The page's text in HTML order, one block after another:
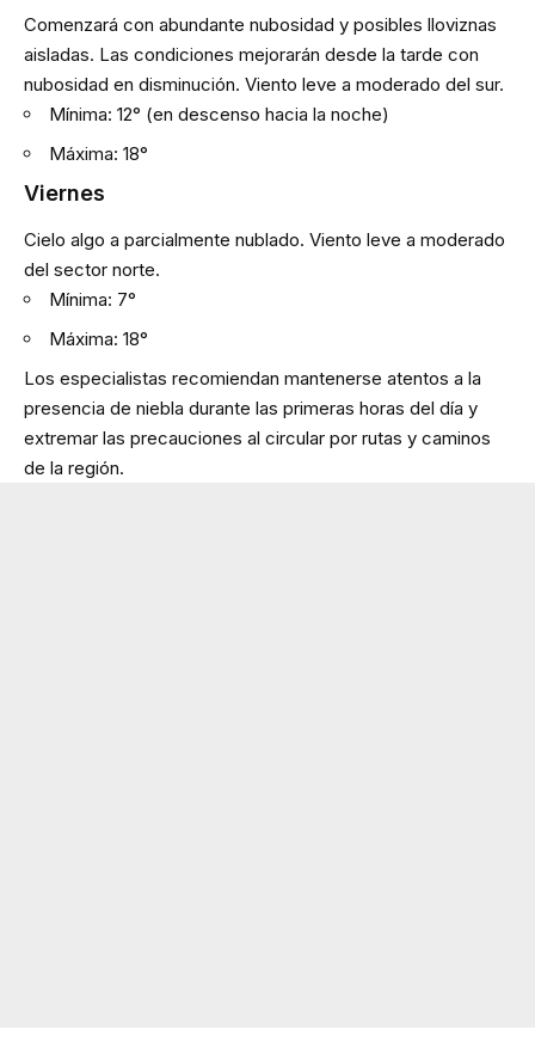
Comenzará con abundante nubosidad y posibles lloviznas
aisladas. Las condiciones mejorarán desde la tarde con
nubosidad en disminución. Viento leve a moderado del sur.
Mínima: 12° (en descenso hacia la noche)
Máxima: 18°
Viernes
Cielo algo a parcialmente nublado. Viento leve a moderado
del sector norte.
Mínima: 7°
Máxima: 18°
Los especialistas recomiendan mantenerse atentos a la
presencia de niebla durante las primeras horas del día y
extremar las precauciones al circular por rutas y caminos
de la región.